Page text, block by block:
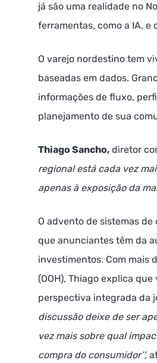
já são uma realidade no
ferramentas, como a IA,
O varejo nordestino tem
baseadas em dados.
informações de fluxo,
planejamento de sua
Thiago Sancho, diretor
regional está cada vez
apenas à exposição da
O advento de sistemas
que anunciantes têm da
investimentos. Com mais
(OOH), Thiago explica
perspectiva integrada da
discussão deixe de ser
vez mais sobre qual
compra do consumidor’’,